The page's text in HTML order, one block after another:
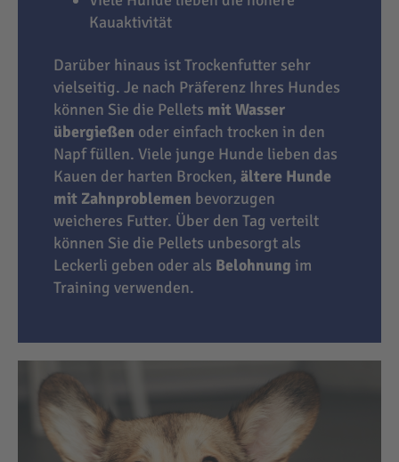
Kauaktivität
Darüber hinaus ist Trockenfutter sehr
vielseitig. Je nach Präferenz Ihres Hundes
können Sie die Pellets mit Wasser
übergießen oder einfach trocken in den
Napf füllen. Viele junge Hunde lieben das
Kauen der harten Brocken, ältere Hunde
mit Zahnproblemen bevorzugen
weicheres Futter. Über den Tag verteilt
können Sie die Pellets unbesorgt als
Leckerli geben oder als Belohnung im
Training verwenden.